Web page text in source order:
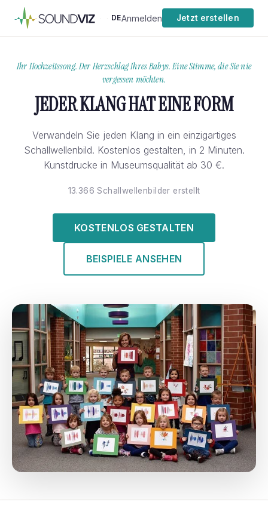
· · DEAnmelden Jetzt erstellen
Ihr Hochzeitssong. Der Herzschlag Ihres Babys. Eine Stimme, die Sie nie
vergessen möchten.
JEDER KLANG HAT EINE FORM
Verwandeln Sie jeden Klang in ein einzigartiges
Schallwellenbild. Kostenlos gestalten, in 2 Minuten.
Kunstdrucke in Museumsqualität ab 30 €.
13.366 Schallwellenbilder erstellt
KOSTENLOS GESTALTEN
BEISPIELE ANSEHEN